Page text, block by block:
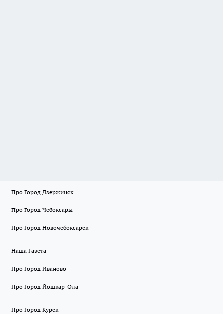
Про Город Дзержинск
Про Город Чебоксары
Про Город Новочебоксарск
Наша Газета
Про Город Иваново
Про Город Йошкар-Ола
Про Город Курск